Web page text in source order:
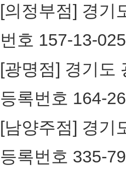
[의정부점] 경기
번호 157-13-
[광명점] 경기도
등록번호 164-
[남양주점] 경기
등록번호 335-